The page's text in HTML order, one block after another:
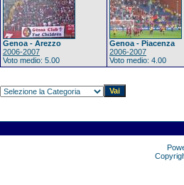
Genoa - Arezzo
2006-2007
Voto medio: 5.00
Genoa - Piacenza
2006-2007
Voto medio: 4.00